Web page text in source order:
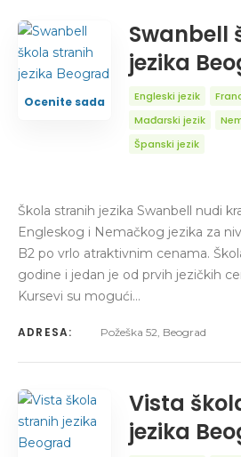
Ocenite sada
Swanbell
jezika
Engleski jezik
Mađarski jezik
Španski jezik
Škola stranih jezika Swanbell nudi
Engleskog i Nemačkog jezika za
B2 po vrlo atraktivnim cenama.
godine i jedan je od prvih jezičkih
Kursevi su mogući…
ADRESA: Požeška 52, Beograd
Vista
jezika